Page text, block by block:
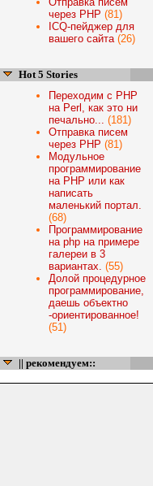
через PHP (81)
ICQ-пейджер для
вашего сайта(26)
Hot 5 Stories
Переходим с PHP
на Perl, как это ни
печально... (181)
Отправка писем
через PHP (81)
Модульное
программирование
на PHP или как
написать
маленький портал.
(68)
Программирование
на php на примере
галереи в 3
вариантах. (55)
Долой процедурное
программирование,
даешь объектно
-ориентированное!
(51)
|| рекомендуем::